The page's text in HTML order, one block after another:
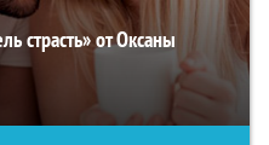
страсть» от Оксаны